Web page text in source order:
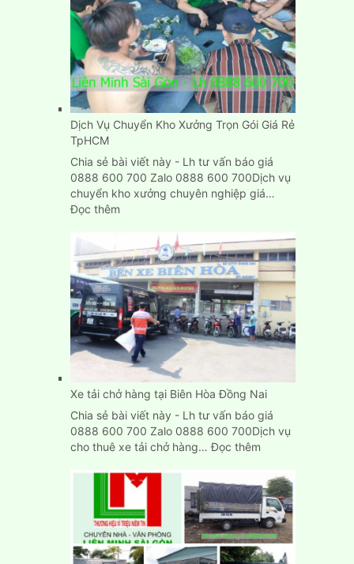
rẻ
Dịch Vụ Chuyển Kho Xưởng Trọn Gói Giá Rẻ
TpHCM
Chia sẻ bài viết này - Lh tư vấn báo giá
0888 600 700 Zalo 0888 600 700Dịch vụ
chuyển kho xưởng chuyên nghiệp giá…
Đọc thêm:
Chuyển
Kho
Xưởng
Trọn
Gói
Giá
Rẻ
TpHCM
Xe tải chở hàng tại Biên Hòa Đồng Nai
Chia sẻ bài viết này - Lh tư vấn báo giá
0888 600 700 Zalo 0888 600 700Dịch vụ
cho thuê xe tải chở hàng…Đọc thêm:
tải
chở
hàng
tại
Biên
Hòa